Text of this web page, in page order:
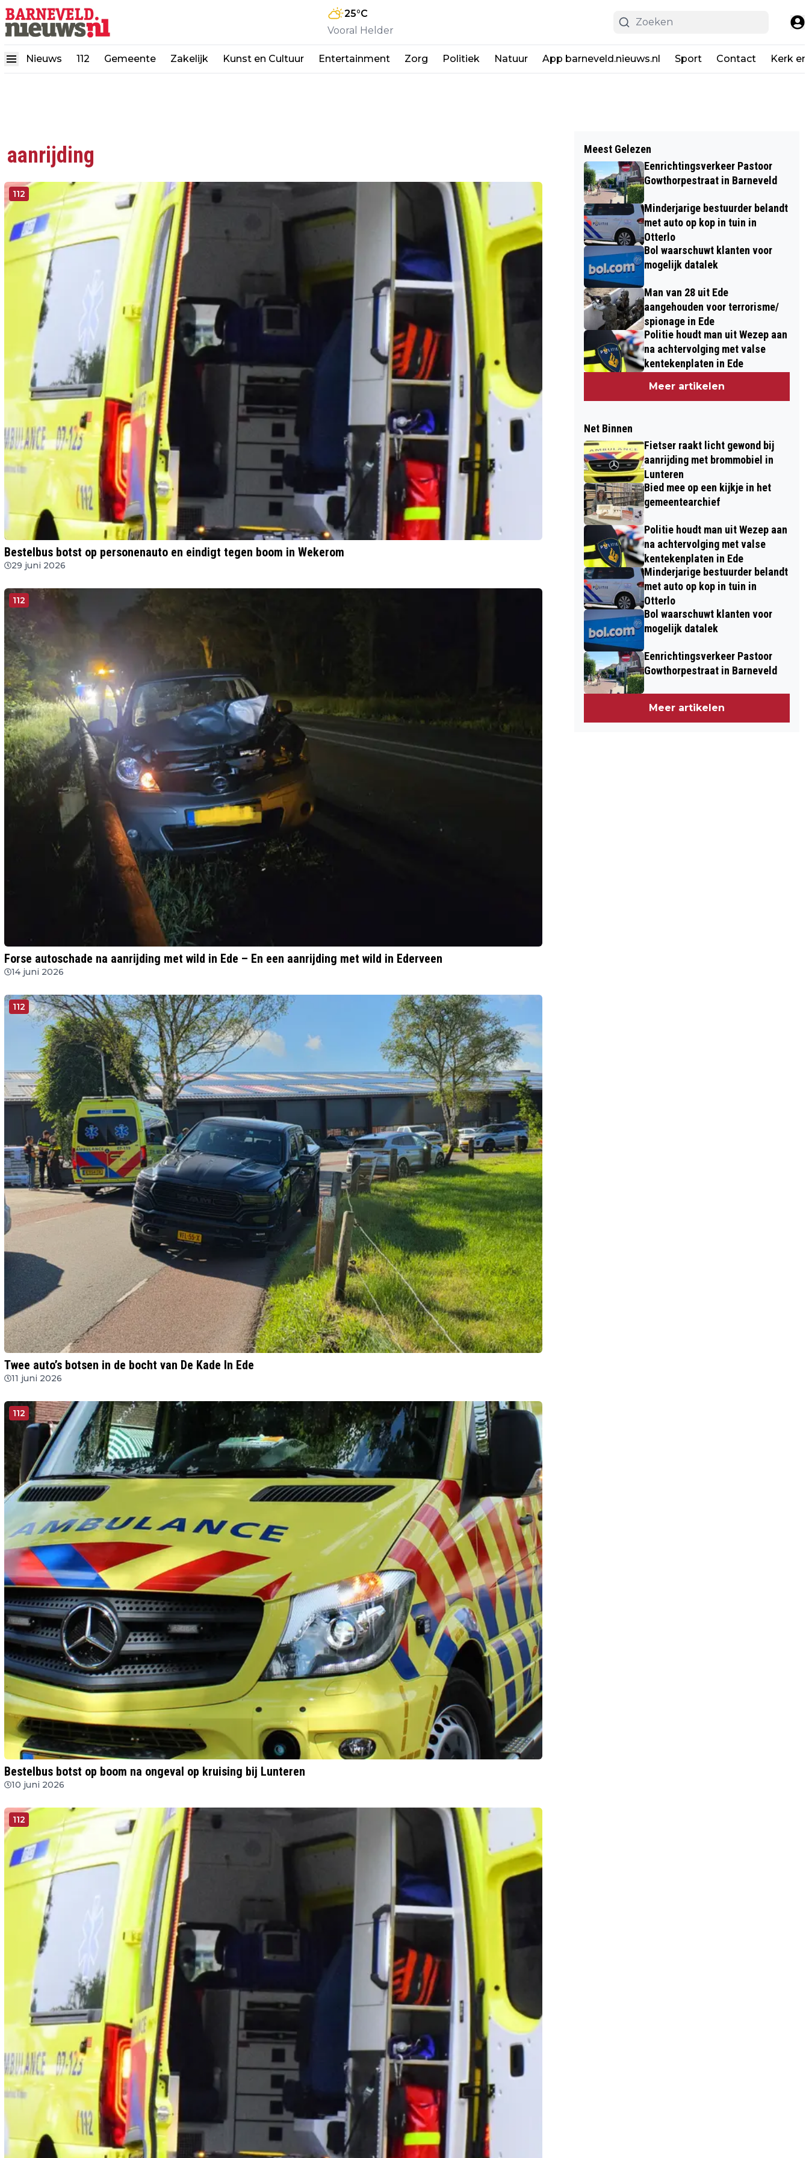
25°C
Vooral Helder
Nieuws 112 Gemeente Zakelijk Kunst en Cultuur Entertainment Zorg Politiek Natuur App barneveld.nieuws.nl Sport Contact Kerk
aanrijding
112
Bestelbus botst op personenauto en eindigt tegen boom in Wekerom
29 juni 2026
112
Forse autoschade na aanrijding met wild in Ede – En een aanrijding met wild in Ederveen
14 juni 2026
112
Twee auto’s botsen in de bocht van De Kade In Ede
11 juni 2026
112
Bestelbus botst op boom na ongeval op kruising bij Lunteren
10 juni 2026
112
Meest Gelezen
Eenrichtingsverkeer Pastoor
Gowthorpestraat in Barneveld
Minderjarige bestuurder belandt
met auto op kop in tuin in
Otterlo
Bol waarschuwt klanten voor
mogelijk datalek
Man van 28 uit Ede
aangehouden voor terrorisme/
spionage in Ede
Politie houdt man uit Wezep aan
na achtervolging met valse
kentekenplaten in Ede
Meer artikelen
Net Binnen
Fietser raakt licht gewond bij
aanrijding met brommobiel in
Lunteren
Bied mee op een kijkje in het
gemeentearchief
Politie houdt man uit Wezep aan
na achtervolging met valse
kentekenplaten in Ede
Minderjarige bestuurder belandt
met auto op kop in tuin in
Otterlo
Bol waarschuwt klanten voor
mogelijk datalek
Eenrichtingsverkeer Pastoor
Gowthorpestraat in Barneveld
Meer artikelen